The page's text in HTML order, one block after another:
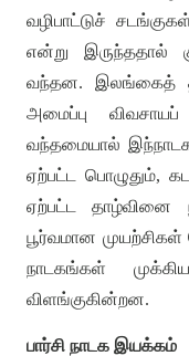
வழிபாட்டுச்
என்று இருந்ததால்
வந்தன. இலங்கைத்
அமைப்பு
வந்தமையால்
ஏற்பட்ட பொழுதும்,
ஏற்பட்ட தாழ்வினை
பூர்வமான
நாடகங்கள்
விளங்குகின்றன.
பார்சி நாடக இயக்கம்